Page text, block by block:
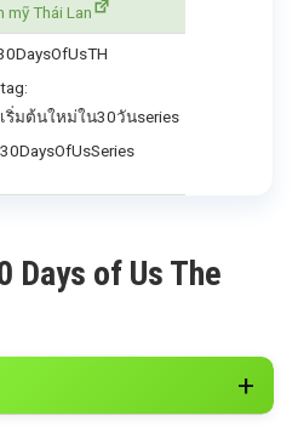
mỹ Thái Lan
ริ่มต้นใหม่ใน30วันseries
Days of Us The